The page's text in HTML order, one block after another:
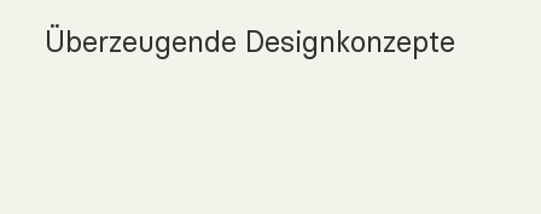
Überzeugende Designkonzepte